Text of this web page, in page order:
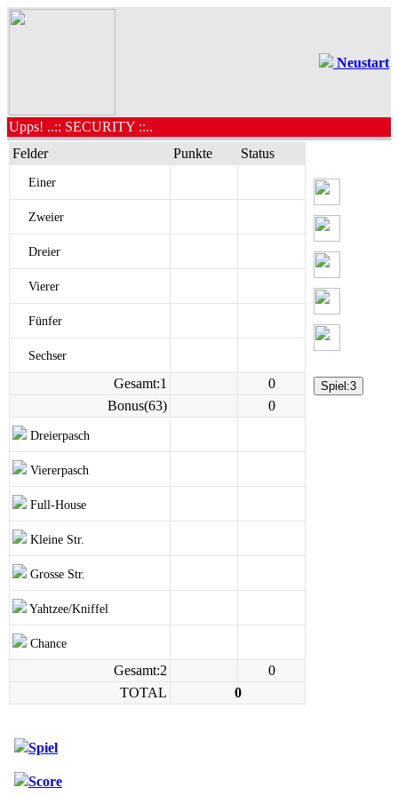
Neustart
Upps! ..:: SECURITY ::..
Felder
Punkte Status
Einer
Zweier
Dreier
Vierer
Fünfer
Sechser
Gesamt:1
0
Bonus(63)
0
Dreierpasch
Viererpasch
Full-House
Kleine Str.
Grosse Str.
Yahtzee/Kniffel
Chance
Gesamt:2
0
TOTAL
0
Spiel
Score